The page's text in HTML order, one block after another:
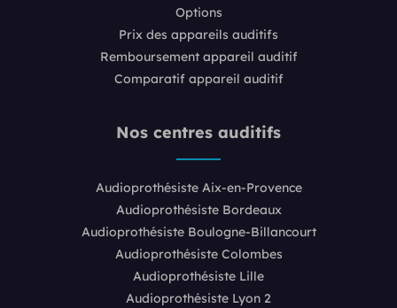
Options
Prix des appareils auditifs
Remboursement appareil auditif
Comparatif appareil auditif
Nos centres auditifs
Audioprothésiste Aix-en-Provence
Audioprothésiste Bordeaux
Audioprothésiste Boulogne-Billancourt
Audioprothésiste Colombes
Audioprothésiste Lille
Audioprothésiste Lyon 2